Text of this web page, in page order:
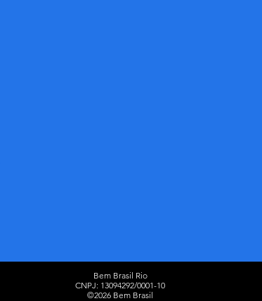
Bem Brasil Rio
CNPJ: 13094292/0001-10​
©2026 Bem Brasil